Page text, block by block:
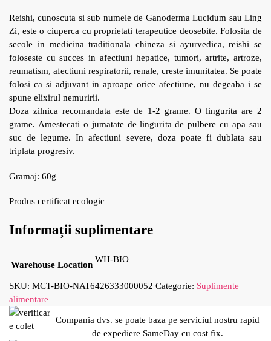
Reishi, cunoscuta si sub numele de Ganoderma Lucidum sau Ling
Zi, este o ciuperca cu proprietati terapeutice deosebite. Folosita de
secole in medicina traditionala chineza si ayurvedica, reishi se
foloseste cu succes in afectiuni hepatice, tumori, artrite, artroze,
reumatism, afectiuni respiratorii, renale, creste imunitatea. Se poate
folosi ca si adjuvant in aproape orice afectiune, nu degeaba i se
spune elixirul nemuririi.
Doza zilnica recomandata este de 1-2 grame. O lingurita are 2
grame. Amestecati o jumatate de lingurita de pulbere cu apa sau
suc de legume. In afectiuni severe, doza poate fi dublata sau
triplata progresiv.
Gramaj: 60g
Produs certificat ecologic
Informații suplimentare
Warehouse Location
WH-BIO
SKU: MCT-BIO-NAT6426333000052 Categorie: Suplimente
alimentare
Compania dvs. se poate baza pe serviciul nostru rapid
de expediere SameDay cu cost fix.